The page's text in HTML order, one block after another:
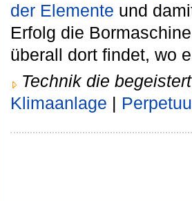
der Elemente und
Erfolg die
überall dort findet, wo
Technik die
Klimaanlage